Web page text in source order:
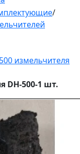
/
измельчителя
DH-500-1 шт.